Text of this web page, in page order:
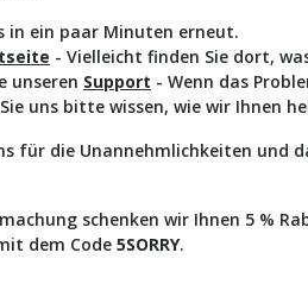
in ein paar Minuten erneut.
- Vielleicht finden Sie dort,
unseren Support - Wenn das
uns bitte wissen, wie wir Ihnen
für die Unannehmlichkeiten und
schenken wir Ihnen 5 %
dem Code 5SORRY.